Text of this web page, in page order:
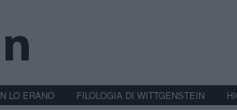
LO ERANO FILOLOGIA DI WITTGENSTEIN